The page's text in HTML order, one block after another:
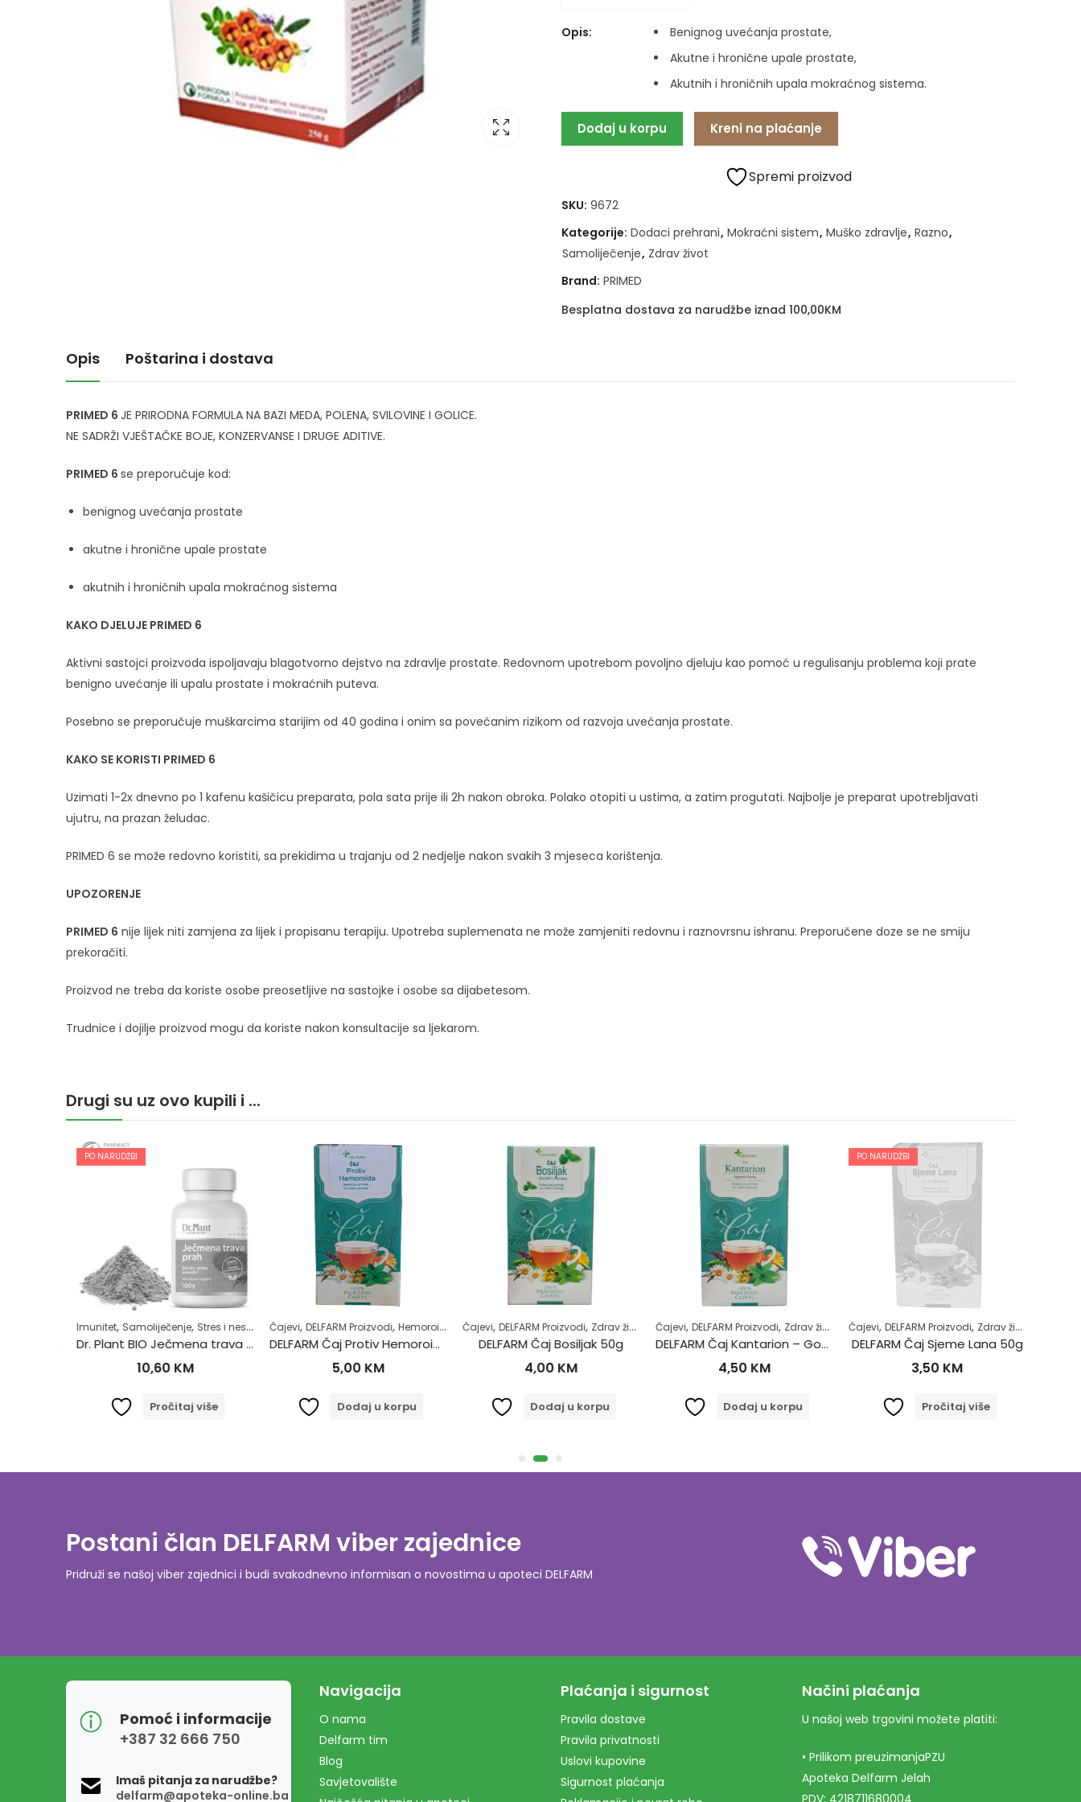
Opis:
Benignog uvećanja prostate,
Akutne i hronične upale prostate,
Akutnih i hroničnih upala mokraćnog sistema.
Dodaj u korpu Kreni na plaćanje
Spremi proizvod
SKU: 9672
Kategorije: Dodaci prehrani, Mokraćni sistem, Muško zdravlje, Razno,
Samoliječenje, Zdrav život
Brand: PRIMED
Besplatna dostava za narudžbe iznad 100,00KM
Opis Poštarina i dostava
PRIMED 6 JE PRIRODNA FORMULA NA BAZI MEDA, POLENA, SVILOVINE I GOLICE.
NE SADRŽI VJEŠTAČKE BOJE, KONZERVANSE I DRUGE ADITIVE.
PRIMED 6 se preporučuje kod:
benignog uvećanja prostate
akutne i hronične upale prostate
akutnih i hroničnih upala mokraćnog sistema
KAKO DJELUJE PRIMED 6
Aktivni sastojci proizvoda ispoljavaju blagotvorno dejstvo na zdravlje prostate. Redovnom upotrebom povoljno djeluju kao pomoć u regulisanju problema koji prate
benigno uvećanje ili upalu prostate i mokraćnih puteva.
Posebno se preporučuje muškarcima starijim od 40 godina i onim sa povećanim rizikom od razvoja uvećanja prostate.
KAKO SE KORISTI PRIMED 6
Uzimati 1-2x dnevno po 1 kafenu kašičicu preparata, pola sata prije ili 2h nakon obroka. Polako otopiti u ustima, a zatim progutati. Najbolje je preparat upotrebljavati
ujutru, na prazan želudac.
PRIMED 6 se može redovno koristiti, sa prekidima u trajanju od 2 nedjelje nakon svakih 3 mjeseca korištenja.
UPOZORENJE
PRIMED 6 nije lijek niti zamjena za lijek i propisanu terapiju. Upotreba suplemenata ne može zamjeniti redovnu i raznovrsnu ishranu. Preporučene doze se ne smiju
prekoračiti.
Proizvod ne treba da koriste osobe preosetljive na sastojke i osobe sa dijabetesom.
Trudnice i dojilje proizvod mogu da koriste nakon konsultacije sa ljekarom.
Drugi su uz ovo kupili i ...
Šećerna bolest-dijabetes,Superhrana,Zdrav život
Zdrav život
PO NARUDŽBI
Imunitet,Samoliječenje,Stres i nesanica ,Superhrana,Zdrav život
Dr. Plant BIO Ječmena trava u prahu (Hordeum vulgare) 100g
10,60KM
Pročitaj više
Čajevi,DELFARM Proizvodi,Hemoroidi ,Samoliječenje,Zdrav život
DELFARM Čaj Protiv Hemoroida 50g
5,00KM
Dodaj u korpu
Čajevi,DELFARM Proizvodi,Zdrav život
DELFARM Čaj Bosiljak 50g
4,00KM
Dodaj u korpu
Čajevi,DELFARM Proizvodi,Zdrav život
DELFARM Čaj Kantarion – Gospina trava 50g
4,50KM
Dodaj u korpu
PO NARUDŽBI
Čajevi,DELFARM Proizvodi,Zdrav život
DELFARM Čaj Sjeme Lana 50g
3,50KM
Pročitaj više
Postani član DELFARM viber zajednice
Pridruži se našoj viber zajednici i budi svakodnevno informisan o novostima u apoteci DELFARM
Pomoć i informacije
+387 32 666 750
Imaš pitanja za narudžbe?
delfarm@apoteka-online.ba
Navigacija
O nama
Delfarm tim
Blog
Savjetovalište
Plaćanja i sigurnost
Pravila dostave
Pravila privatnosti
Uslovi kupovine
Sigurnost plaćanja
Načini plaćanja
U našoj web trgovini možete platiti:
• Prilikom preuzimanjaPZU
Apoteka Delfarm Jelah
PDV: 4218711680004